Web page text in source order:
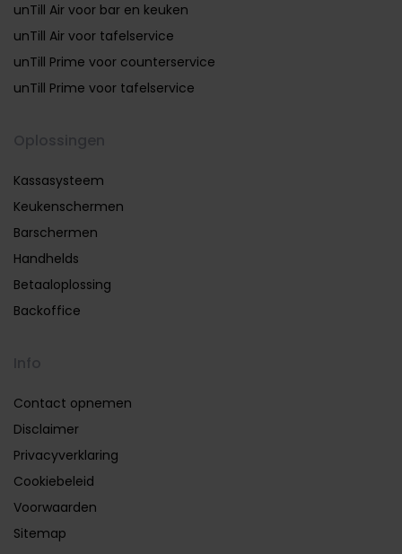
unTill Air voor bar en keuken
unTill Air voor tafelservice
unTill Prime voor counterservice
unTill Prime voor tafelservice
Kassasysteem
Keukenschermen
Barschermen
Handhelds
Betaaloplossing
Backoffice
Contact opnemen
Disclaimer
Privacyverklaring
Cookiebeleid
Voorwaarden
Sitemap